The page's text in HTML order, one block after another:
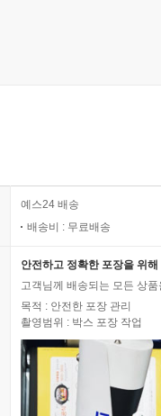
예스24 배송
배송비 : 무료배송
안전하고 정확한 포장을 위
고객님께 배송되는 모든 상
목적 : 안전한 포장 관리
촬영범위 : 박스 포장 작업